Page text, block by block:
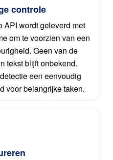
controle
API wordt geleverd met
om te voorzien van een
Geen van de
tekst blijft onbekend.
een eenvoudig
voor belangrijke taken.